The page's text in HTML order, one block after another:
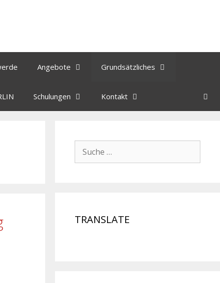
Angebote Grundsätzliches
Schulungen Kontakt
TRANSLATE